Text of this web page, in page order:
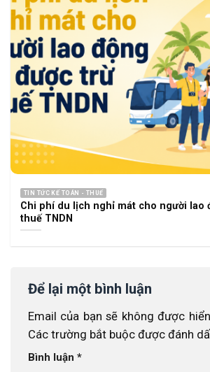
TIN TỨC KẾ TOÁN - THUẾ
Chi phí du lịch nghỉ mát cho người lao
thuế TNDN
Để lại một bình luận
Email của bạn sẽ không được
Các trường bắt buộc được đánh
Bình luận *